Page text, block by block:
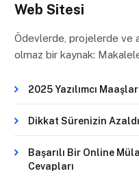
Web Sitesi
Ödevlerde, projelerde ve
olmaz bir kaynak:
2025 Yazılımcı
Dikkat Sürenizin
Başarılı Bir Online
Cevapları